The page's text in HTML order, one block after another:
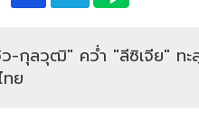
-กุลวุฒิ" คว่ำ "ลีซิเจีย" ท
ย